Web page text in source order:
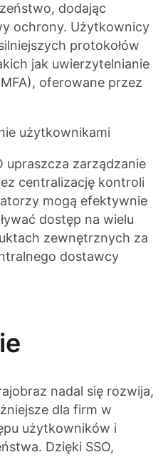
dodając
ochrony. Użytkownicy
protokołów
jak uwierzytelnianie
oferowane przez
użytkownikami
upraszcza zarządzanie
centralizację kontroli
mogą efektywnie
dostęp na wielu
zewnętrznych za
dostawcy
nadal się rozwija,
dla firm w
użytkowników i
Dzięki SSO,